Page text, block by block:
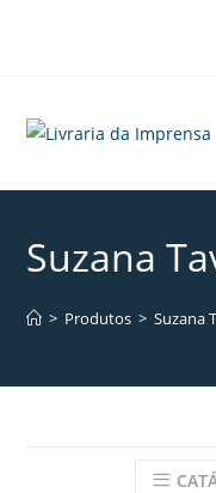
Suzana
> Produtos > Suzana